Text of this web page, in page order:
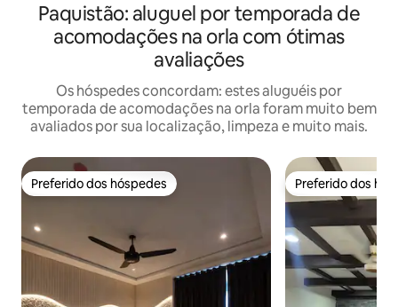
Paquistão: aluguel por temporada de
acomodações na orla com ótimas
avaliações
Os hóspedes concordam: estes aluguéis por
temporada de acomodações na orla foram muito bem
avaliados por sua localização, limpeza e muito mais.
Preferido dos hóspedes
Preferido dos hóspedes Preferido dos
Preferido dos